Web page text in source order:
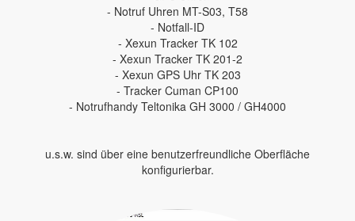
- Notruf Uhren MT-S03, T58
- Notfall-ID
- Xexun Tracker TK 102
- Xexun Tracker TK 201-2
- Xexun GPS Uhr TK 203
- Tracker Cuman CP100
- Notrufhandy Teltonika GH 3000 / GH4000
u.s.w. sind über eine benutzerfreundliche Oberfläche
konfigurierbar.